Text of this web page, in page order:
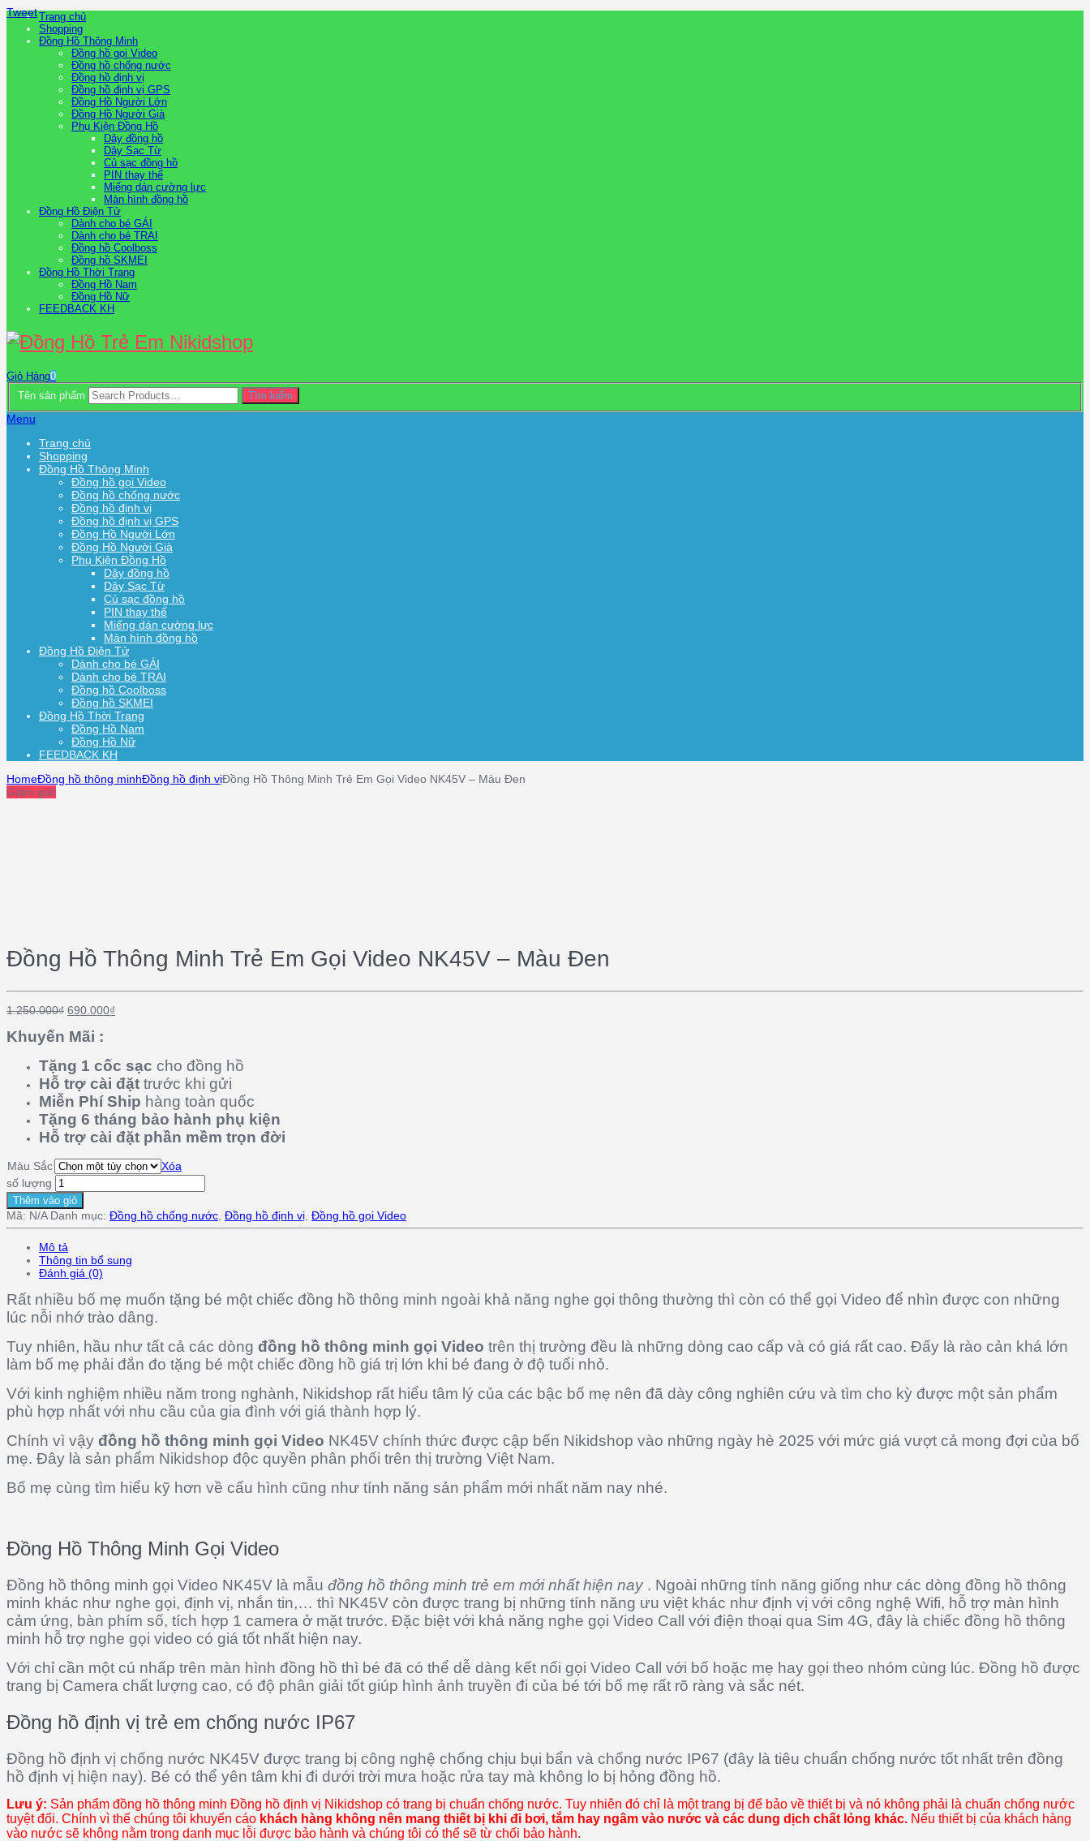
Trang chủ
Shopping
Đồng Hồ Thông Minh
Đồng hồ gọi Video
Đồng hồ chống nước
Đồng hồ định vị
Đồng hồ định vị GPS
Đồng Hồ Người Lớn
Đồng Hồ Người Già
Phụ Kiện Đồng Hồ
Dây đồng hồ
Dây Sạc Từ
Củ sạc đồng hồ
PIN thay thế
Miếng dán cường lực
Màn hình đồng hồ
Đồng Hồ Điện Tử
Dành cho bé GÁI
Dành cho bé TRAI
Đồng hồ Coolboss
Đồng hồ SKMEI
Đồng Hồ Thời Trang
Đồng Hồ Nam
Đồng Hồ Nữ
FEEDBACK KH
Giỏ Hàng0
Tên sản phẩm
Tìm kiếm
Menu
Trang chủ
Shopping
Đồng Hồ Thông Minh
Đồng hồ gọi Video
Đồng hồ chống nước
Đồng hồ định vị
Đồng hồ định vị GPS
Đồng Hồ Người Lớn
Đồng Hồ Người Già
Phụ Kiện Đồng Hồ
Dây đồng hồ
Dây Sạc Từ
Củ sạc đồng hồ
PIN thay thế
Miếng dán cường lực
Màn hình đồng hồ
Đồng Hồ Điện Tử
Dành cho bé GÁI
Dành cho bé TRAI
Đồng hồ Coolboss
Đồng hồ SKMEI
Đồng Hồ Thời Trang
Đồng Hồ Nam
Đồng Hồ Nữ
FEEDBACK KH
HomeĐồng hồ thông minhĐồng hồ định vịĐồng Hồ Thông Minh Trẻ Em Gọi Video NK45V – Màu Đen
Giảm giá!
Đồng Hồ Thông Minh Trẻ Em Gọi Video NK45V – Màu Đen
1.250.000₫ 690.000₫
Khuyến Mãi :
Tặng 1 cốc sạc cho đồng hồ
Hỗ trợ cài đặt trước khi gửi
Miễn Phí Ship hàng toàn quốc
Tặng 6 tháng bảo hành phụ kiện
Hỗ trợ cài đặt phần mềm trọn đời
Màu Sắc
Xóa
số lượng
Thêm vào giỏ
Mã: N/A Danh mục: Đồng hồ chống nước Đồng hồ định vị Đồng hồ gọi Video
Tweet
Mô tả
Thông tin bổ sung
Đánh giá (0)
Rất nhiều bố mẹ muốn tặng bé một chiếc đồng hồ thông minh ngoài khả năng nghe gọi thông thường thì còn có thể gọi Video để nhìn được con những
lúc nỗi nhớ trào dâng.
Tuy nhiên, hầu như tất cả các dòng đồng hồ thông minh gọi Video trên thị trường đều là những dòng cao cấp và có giá rất cao. Đấy là rào cản khá lớn
làm bố mẹ phải đắn đo tặng bé một chiếc đồng hồ giá trị lớn khi bé đang ở độ tuổi nhỏ.
Với kinh nghiệm nhiều năm trong nghành, Nikidshop rất hiểu tâm lý của các bậc bố mẹ nên đã dày công nghiên cứu và tìm cho kỳ được một sản phẩm
phù hợp nhất với nhu cầu của gia đình với giá thành hợp lý.
Chính vì vậy đồng hồ thông minh gọi Video NK45V chính thức được cập bến Nikidshop vào những ngày hè 2025 với mức giá vượt cả mong đợi của bố
mẹ. Đây là sản phẩm Nikidshop độc quyền phân phối trên thị trường Việt Nam.
Bố mẹ cùng tìm hiểu kỹ hơn về cấu hình cũng như tính năng sản phẩm mới nhất năm nay nhé.
Đồng Hồ Thông Minh Gọi Video
Đồng hồ thông minh gọi Video NK45V là mẫu đồng hồ thông minh trẻ em mới nhất hiện nay. Ngoài những tính năng giống như các dòng đồng hồ thông
minh khác như nghe gọi, định vị, nhắn tin,… thì NK45V còn được trang bị những tính năng ưu việt khác như định vị với công nghệ Wifi, hỗ trợ màn hình
cảm ứng, bàn phím số, tích hợp 1 camera ở mặt trước. Đặc biệt với khả năng nghe gọi Video Call với điện thoại qua Sim 4G, đây là chiếc đồng hồ thông
minh hỗ trợ nghe gọi video có giá tốt nhất hiện nay.
Với chỉ cần một cú nhấp trên màn hình đồng hồ thì bé đã có thể dễ dàng kết nối gọi Video Call với bố hoặc mẹ hay gọi theo nhóm cùng lúc. Đồng hồ được
trang bị Camera chất lượng cao, có độ phân giải tốt giúp hình ảnh truyền đi của bé tới bố mẹ rất rõ ràng và sắc nét.
Đồng hồ định vị trẻ em chống nước IP67
Đồng hồ định vị chống nước NK45V được trang bị công nghệ chống chịu bụi bẩn và chống nước IP67 (đây là tiêu chuẩn chống nước tốt nhất trên đồng
hồ định vị hiện nay). Bé có thể yên tâm khi đi dưới trời mưa hoặc rửa tay mà không lo bị hỏng đồng hồ.
Lưu ý: Sản phẩm đồng hồ thông minh Đồng hồ định vị Nikidshop có trang bị chuẩn chống nước. Tuy nhiên đó chỉ là một trang bị để bảo về thiết bị và nó không phải là chuẩn chống nước
tuyệt đối. Chính vì thế chúng tôi khuyến cáo khách hàng không nên mang thiết bị khi đi bơi, tắm hay ngâm vào nước và các dung dịch chất lỏng khác. Nếu thiết bị của khách hàng
vào nước sẽ không nằm trong danh mục lỗi được bảo hành và chúng tôi có thể sẽ từ chối bảo hành.